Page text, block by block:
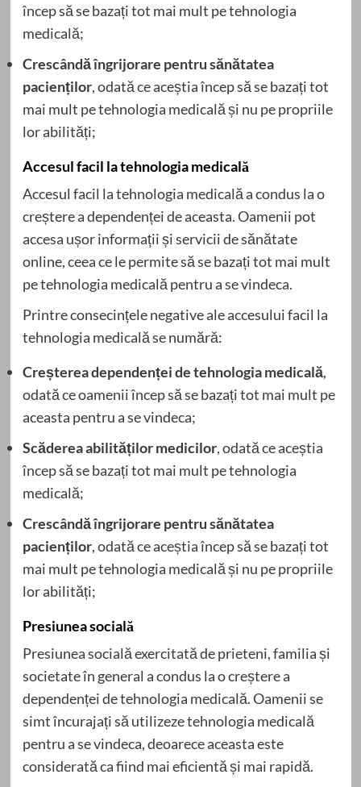
încep să se bazați tot mai mult pe tehnologia
medicală;
Crescândă îngrijorare pentru sănătatea
pacienților, odată ce aceștia încep să se bazați tot
mai mult pe tehnologia medicală și nu pe propriile
lor abilități;
Accesul facil la tehnologia medicală
Accesul facil la tehnologia medicală a condus la o
creștere a dependenței de aceasta. Oamenii pot
accesa ușor informații și servicii de sănătate
online, ceea ce le permite să se bazați tot mai mult
pe tehnologia medicală pentru a se vindeca.
Printre consecințele negative ale accesului facil la
tehnologia medicală se numără:
Creșterea dependenței de tehnologia medicală,
odată ce oamenii încep să se bazați tot mai mult pe
aceasta pentru a se vindeca;
Scăderea abilităților medicilor, odată ce aceștia
încep să se bazați tot mai mult pe tehnologia
medicală;
Crescândă îngrijorare pentru sănătatea
pacienților, odată ce aceștia încep să se bazați tot
mai mult pe tehnologia medicală și nu pe propriile
lor abilități;
Presiunea socială
Presiunea socială exercitată de prieteni, familia și
societate în general a condus la o creștere a
dependenței de tehnologia medicală. Oamenii se
simt încurajați să utilizeze tehnologia medicală
pentru a se vindeca, deoarece aceasta este
considerată ca fiind mai eficientă și mai rapidă.